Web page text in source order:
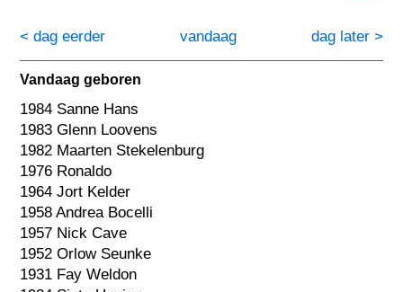
< dag eerder dag later >
vandaag
Vandaag geboren
1984 Sanne Hans
1983 Glenn Loovens
1982 Maarten Stekelenburg
1976 Ronaldo
1964 Jort Kelder
1958 Andrea Bocelli
1957 Nick Cave
1952 Orlow Seunke
1931 Fay Weldon